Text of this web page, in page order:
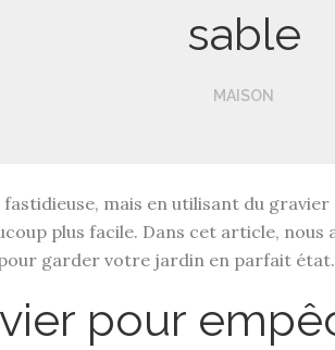
sable
MAISON
mais en utilisant du gravier
plus facile. Dans cet article, nous
garder votre jardin en parfait état.
pour